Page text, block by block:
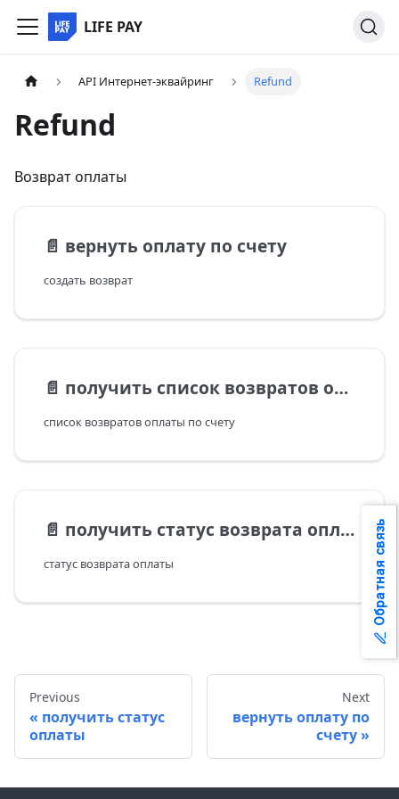
LIFE PAY
API Интернет-эквайринг Refund
Refund
Возврат оплаты
📄️ вернуть оплату по счету
создать возврат
📄️ получить список возвратов оплаты по счету
список возвратов оплаты по счету
📄️ получить статус возврата оплаты
статус возврата оплаты
Previous
получить статус
оплаты
Next
вернуть оплату по
счету
Обратная связь